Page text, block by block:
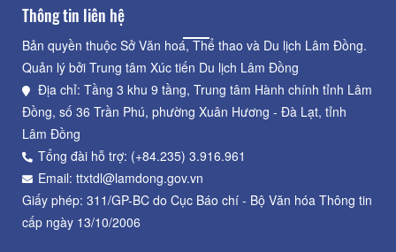
Thông tin liên hệ
Bản quyền thuộc Sở Văn hoá, Thể thao và Du lịch Lâm Đồng.
Quản lý bởi Trung tâm Xúc tiến Du lịch Lâm Đồng
Địa chỉ: Tầng 3 khu 9 tầng, Trung tâm Hành chính tỉnh Lâm
Đồng, số 36 Trần Phú, phường Xuân Hương - Đà Lạt, tỉnh
Lâm Đồng
Tổng đài hỗ trợ: (+84.235) 3.916.961
Email: ttxtdl@lamdong.gov.vn
Giấy phép: 311/GP-BC do Cục Báo chí - Bộ Văn hóa Thông tin
cấp ngày 13/10/2006